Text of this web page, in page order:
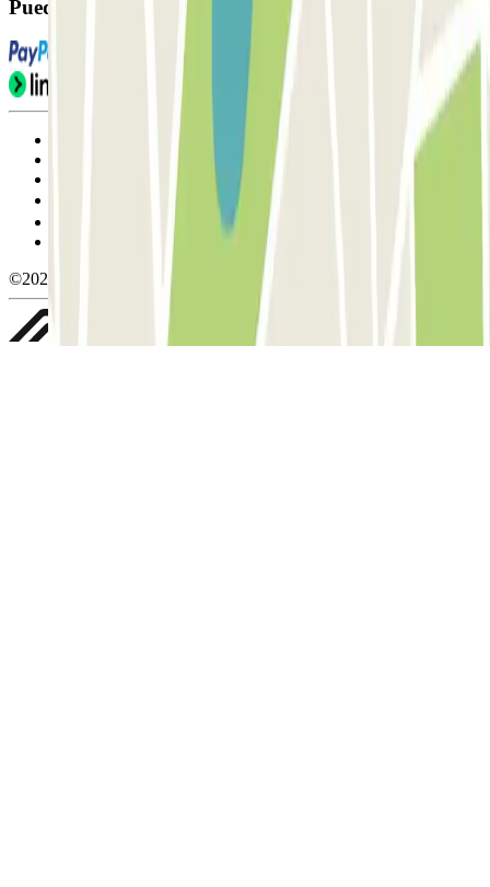
Puedes utilizar estos métodos de pago:
Condiciones de uso y contratación
Condiciones de cancelación
Política de cookies
Gestionar cookies
Política de privacidad
©2026 Parclick. All rights reserved